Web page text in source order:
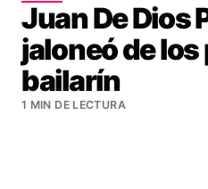
Juan De Dios
jaloneó de los
bailarín
1 MIN DE LECTURA